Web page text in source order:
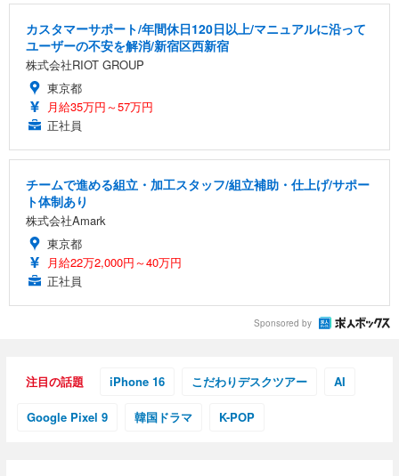
カスタマーサポート/年間休日120日以上/マニュアルに沿って
ユーザーの不安を解消/新宿区西新宿
株式会社RIOT GROUP
東京都
月給35万円～57万円
正社員
チームで進める組立・加工スタッフ/組立補助・仕上げ/サポー
ト体制あり
株式会社Amark
東京都
月給22万2,000円～40万円
正社員
Sponsored by
注目の話題 iPhone 16 こだわりデスクツアー AI
Google Pixel 9 韓国ドラマ K-POP